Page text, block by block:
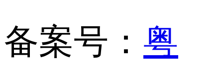
备案号： 粤